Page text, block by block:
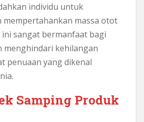
individu untuk
mempertahankan massa otot
ini sangat bermanfaat bagi
menghindari kehilangan
penuaan yang dikenal
Samping Produk